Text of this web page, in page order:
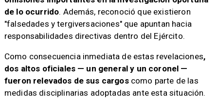
de lo ocurrido. Además, reconoció que existieron
"falsedades y tergiversaciones" que apuntan hacia
responsabilidades directivas dentro del Ejército.
Como consecuencia inmediata de estas revelaciones,
dos altos oficiales — un general y un coronel —
fueron relevados de sus cargoscomo parte de las
medidas disciplinarias adoptadas ante esta situación.